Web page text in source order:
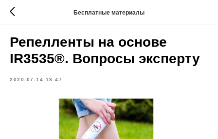
Бесплатные материалы
Репелленты на основе
IR3535®. Вопросы эксперту
2020-07-14 18:47